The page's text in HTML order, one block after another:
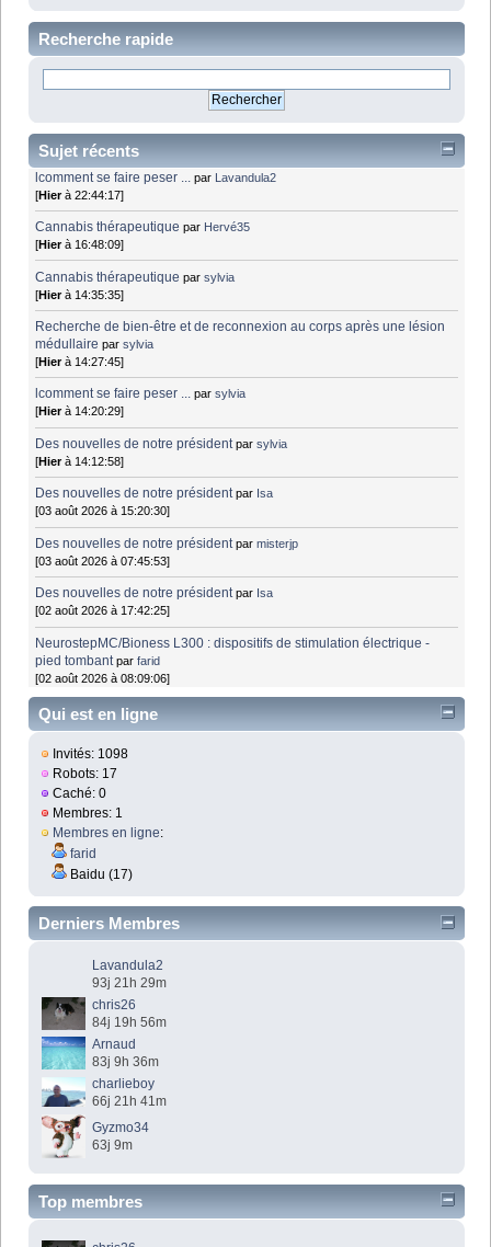
Recherche rapide
Sujet récents
lcomment se faire peser ... par Lavandula2
[Hierà 22:44:17]
Cannabis thérapeutique par Hervé35
[Hierà 16:48:09]
Cannabis thérapeutique parsylvia
[Hierà 14:35:35]
Recherche de bien-être et de reconnexion au corps après une lésion
médullaire parsylvia
[Hierà 14:27:45]
lcomment se faire peser ... parsylvia
[Hierà 14:20:29]
Des nouvelles de notre président parsylvia
[Hierà 14:12:58]
Des nouvelles de notre président par Isa
[03 août 2026 à 15:20:30]
Des nouvelles de notre président parmisterjp
[03 août 2026 à 07:45:53]
Des nouvelles de notre président par Isa
[02 août 2026 à 17:42:25]
NeurostepMC/Bioness L300 : dispositifs de stimulation électrique -
pied tombant parfarid
[02 août 2026 à 08:09:06]
Qui est en ligne
Invités: 1098
Robots: 17
Caché: 0
Membres: 1
Membres en ligne:
farid
Baidu (17)
Derniers Membres
Lavandula2
93j 21h 29m
chris26
84j 19h 56m
Arnaud
83j 9h 36m
charlieboy
66j 21h 41m
Gyzmo34
63j 9m
Top membres